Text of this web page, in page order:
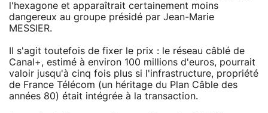
l'hexagone et apparaîtrait certainement moins
dangereux au groupe présidé par Jean-Marie
MESSIER.
Il s'agit toutefois de fixer le prix : le réseau câblé de
Canal+, estimé à environ 100 millions d'euros, pourrait
valoir jusqu'à cinq fois plus si l'infrastructure, propriété
de France Télécom (un héritage du Plan Câble des
années 80) était intégrée à la transaction.